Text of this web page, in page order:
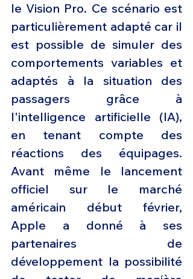
le Vision Pro. Ce scénario est
particulièrement adapté car il
est possible de simuler des
comportements variables et
adaptés à la situation des
passagers grâce à
l'intelligence artificielle (IA),
en tenant compte des
réactions des équipages.
Avant même le lancement
officiel sur le marché
américain début février,
Apple a donné à ses
partenaires de
développement la possibilité